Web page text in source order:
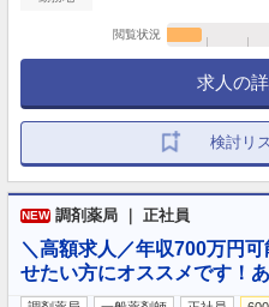
閲覧状況
求人の
検討リ
NEW 調剤薬局 ｜ 正社員
＼高額求人／年収700万円
せたい方にオススメです！